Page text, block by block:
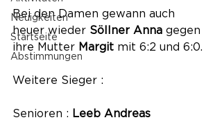
Neuigkeiten
Startseite
Abstimmungen
Bei den Damen gewann auch
heuer wieder Söllner Anna gegen
ihre Mutter Margit mit 6:2 und 6:0.
Weitere Sieger :
Senioren : Leeb Andreas